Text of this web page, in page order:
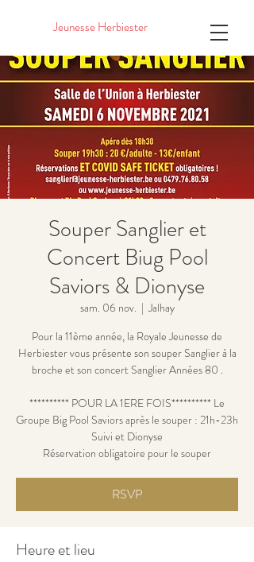
Jeunesse Herbiester
Souper Sanglier et
Concert Biug Pool
Saviors & Dionyse
sam. 06 nov.
  |
Jalhay
Pour la 11ème année, la Royale Jeunesse de
Herbiester vous présente son souper Sanglier à la
broche et son concert Sanglier Années 80 .
********** POUR LA 1ERE FOIS********** Le
Groupe Big Pool Saviors après le souper : 21h-23h
Suivi et Dionyse
Réservation obligatoire pour le souper
RSVP
Heure et lieu